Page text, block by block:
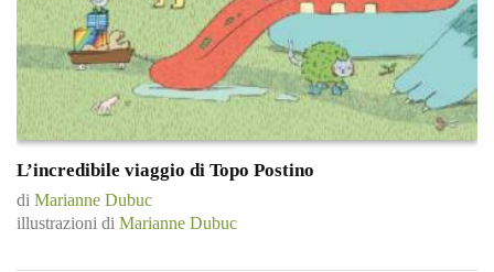
L’incredibile viaggio di Topo Postino
di Marianne Dubuc
illustrazioni di Marianne Dubuc